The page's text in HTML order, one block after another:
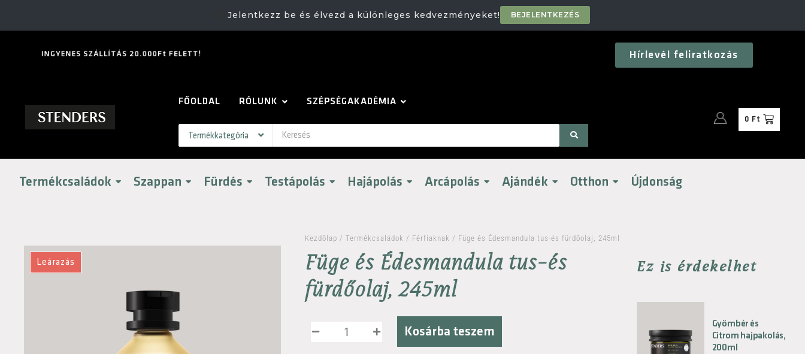
Jelentkezz be és élvezd a különleges kedvezményeket! BEJELENTKEZÉS
NGYENES SZÁLLÍTÁS 20.000Ft FELETT Hírlevél feliratkozás
FŐOLDAL RÓLUNK SZÉPSÉGAKADÉMIA
0 Ft
Termékcsaládok Szappan Fürdés Testápolás Hajápolás Arcápolás Ajándék Otthon Újdonság
Leárazás
Kezdőlap /Termékcsaládok / Férfiaknak / Füge és Édesmandula tus-és fürdőolaj, 245ml
Füge és Édesmandula tus-és
fürdőolaj, 245ml
Kosárba teszem
Ez is érdekelhet
Gyömbér és
Citrom hajpakolás,
200ml